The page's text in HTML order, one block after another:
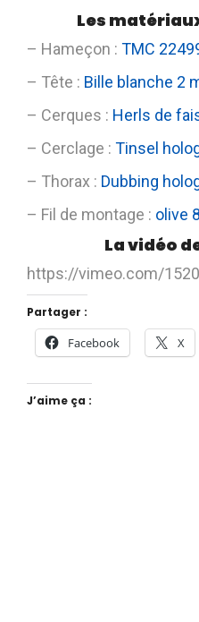
Les
– Hameçon : TMC
– Tête : Bille blanche 2
– Cerques : Herls de
– Cerclage : Tinsel
– Thorax : Dubbing
– Fil de montage : olive
La vidéo
https://vimeo.com/
Partager :
Facebook X
J’aime ça :